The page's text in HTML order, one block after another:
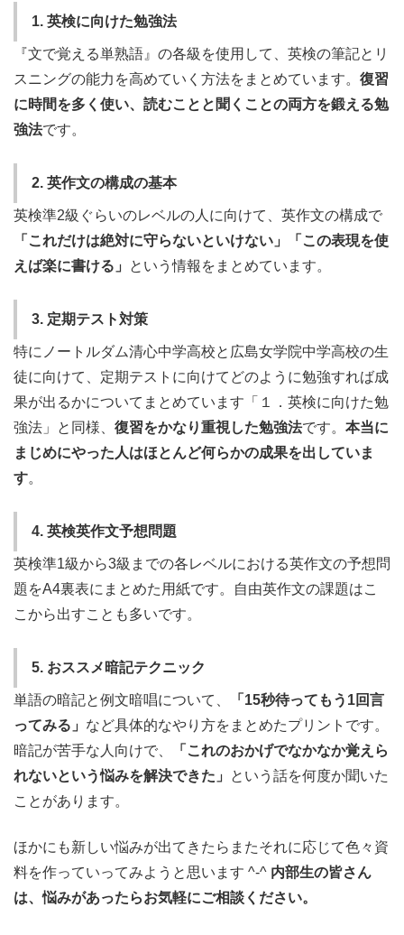
1. 英検に向けた勉強法
『文で覚える単熟語』の各級を使用して、英検の筆記とリ
スニングの能力を高めていく方法をまとめています。 復習
に時間を多く使い、読むことと聞くことの両方を鍛える勉
強法です。
2. 英作文の構成の基本
英検準2級ぐらいのレベルの人に向けて、英作文の構成で
「これだけは絶対に守らないといけない」「この表現を使
えば楽に書ける」
という情報をまとめています。
3. 定期テスト対策
特にノートルダム清心中学高校と広島女学院中学高校の生
徒に向けて、定期テストに向けてどのように勉強すれば成
果が出るかについてまとめています「１．英検に向けた勉
強法」と同様、 復習をかなり重視した勉強法です。 本当に
まじめにやった人はほとんど何らかの成果を出していま
す。
4. 英検英作文予想問題
英検準1級から3級までの各レベルにおける英作文の予想問
題をA4裏表にまとめた用紙です。自由英作文の課題はこ
こから出すことも多いです。
5. おススメ暗記テクニック
単語の暗記と例文暗唱について、
「15秒待ってもう1回言
ってみる」 など具体的なやり方をまとめたプリントです。
暗記が苦手な人向けで、
「これのおかげでなかなか覚えら
れないという悩みを解決できた」
という話を何度か聞いた
ことがあります。
ほかにも新しい悩みが出てきたらまたそれに応じて色々資
料を作っていってみようと思います ^-^ 内部生の皆さん
は、悩みがあったらお気軽にご相談ください。